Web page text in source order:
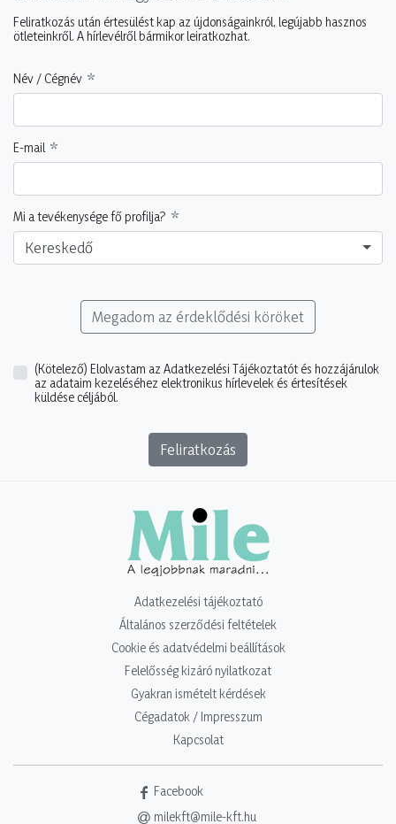
Feliratkozás után értesülést kap az újdonságainkról, legújabb hasznos
ötleteinkről. A hírlevélről bármikor leiratkozhat.
Név / Cégnév
E-mail
Mi a tevékenysége fő profilja?
Kereskedő
Megadom az érdeklődési köröket
(Kötelező) Elolvastam az Adatkezelési Tájékoztatót és hozzájárulok
az adataim kezeléséhez elektronikus hírlevelek és értesítések
küldése céljából.
Feliratkozás
Adatkezelési tájékoztató
Általános szerződési feltételek
Cookie és adatvédelmi beállítások
Felelősség kizáró nyilatkozat
Gyakran ismételt kérdések
Cégadatok / Impresszum
Kapcsolat
Facebook
milekft@mile-kft.hu